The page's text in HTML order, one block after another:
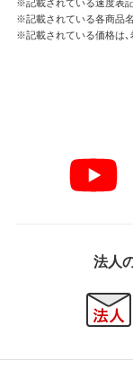
※記載されている各商品
※記載されている価格は、
法人